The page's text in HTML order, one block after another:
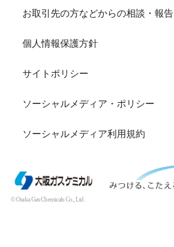
お取引先の方などからの相談・報告
個人情報保護方針
サイトポリシー
ソーシャルメディア・ポリシー
ソーシャルメディア利用規約
© Osaka Gas Chemicals Co., Ltd.